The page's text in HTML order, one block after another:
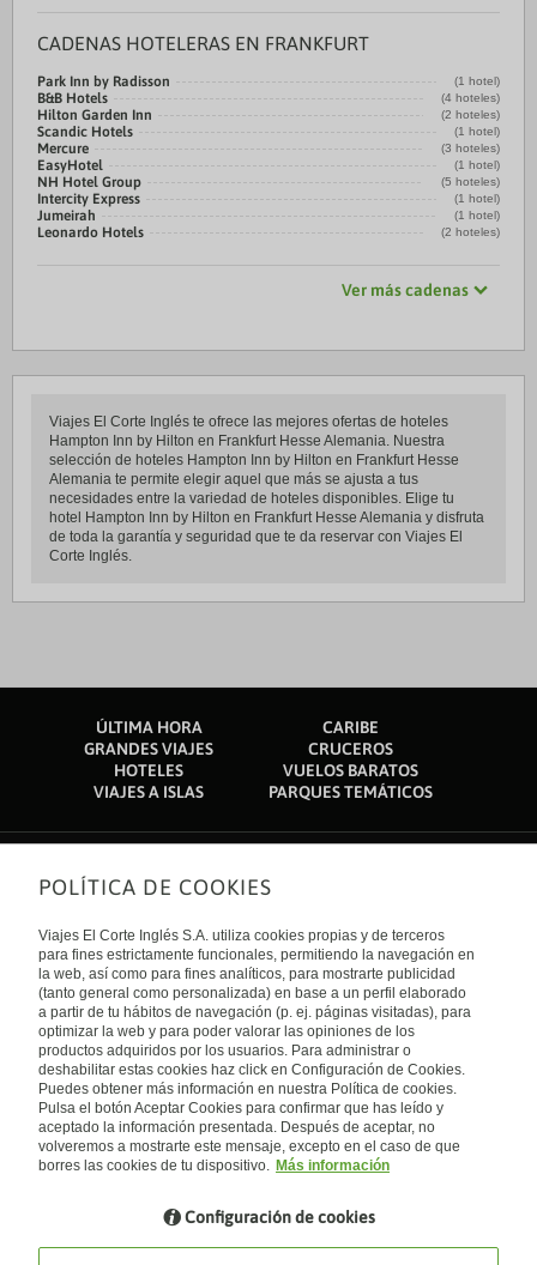
CADENAS HOTELERAS EN FRANKFURT
Park Inn by Radisson (1 hotel)
B&B Hotels (4 hoteles)
Hilton Garden Inn (2 hoteles)
Scandic Hotels (1 hotel)
Mercure (3 hoteles)
EasyHotel (1 hotel)
NH Hotel Group (5 hoteles)
Intercity Express (1 hotel)
Jumeirah (1 hotel)
Leonardo Hotels (2 hoteles)
Ver más cadenas
Viajes El Corte Inglés te ofrece las mejores ofertas de hoteles
Hampton Inn by Hilton en Frankfurt Hesse Alemania. Nuestra
selección de hoteles Hampton Inn by Hilton en Frankfurt Hesse
Alemania te permite elegir aquel que más se ajusta a tus
necesidades entre la variedad de hoteles disponibles. Elige tu
hotel Hampton Inn by Hilton en Frankfurt Hesse Alemania y disfruta
de toda la garantía y seguridad que te da reservar con Viajes El
Corte Inglés.
ÚLTIMA HORA
CARIBE
GRANDES VIAJES
CRUCEROS
HOTELES
VUELOS BARATOS
VIAJES A ISLAS
PARQUES TEMÁTICOS
Sobre nosotros
Quiénes somos
Financiación
Sostenibilidad
Turismo accesible
Tarjeta El Corte Inglés
Trabaja con nosotros
El Corte Inglés
Canal Ético
Enlaces de interés
Guías de viaje
Catálogos
Auto check-in
Condiciones Generales
Política de privacidad
Política de cookies
Accesibilidad
Empresas/ Grupos
Internacional
España
Visita nuestro blog
Blog de Viajes el Corte inglés
POLÍTICA DE COOKIES
Viajes El Corte Inglés S.A. utiliza cookies propias y de terceros
para fines estrictamente funcionales, permitiendo la navegación en
la web, así como para fines analíticos, para mostrarte publicidad
(tanto general como personalizada) en base a un perfil elaborado
a partir de tu hábitos de navegación (p. ej. páginas visitadas), para
optimizar la web y para poder valorar las opiniones de los
productos adquiridos por los usuarios. Para administrar o
deshabilitar estas cookies haz click en Configuración de Cookies.
Puedes obtener más información en nuestra Política de cookies.
Pulsa el botón Aceptar Cookies para confirmar que has leído y
aceptado la información presentada. Después de aceptar, no
volveremos a mostrarte este mensaje, excepto en el caso de que
borres las cookies de tu dispositivo. Más información
Configuración de cookies